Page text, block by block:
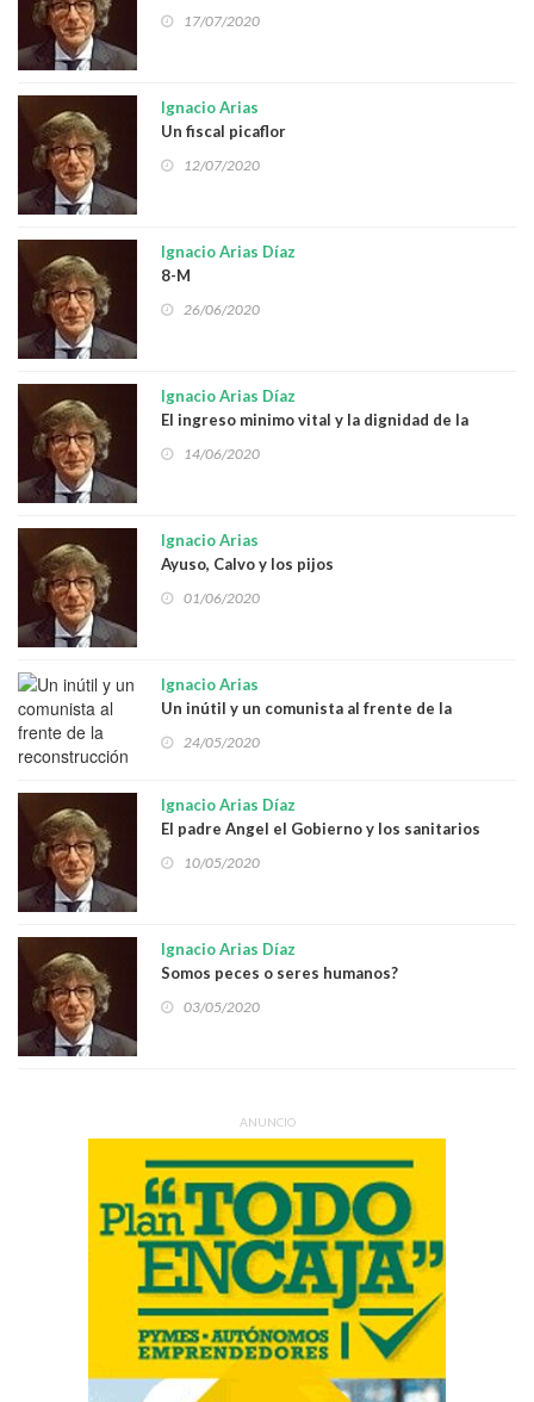
17/07/2020
Ignacio Arias
Un fiscal picaflor
12/07/2020
Ignacio Arias Díaz
8-M
26/06/2020
Ignacio Arias Díaz
El ingreso minimo vital y la dignidad de la
persona
14/06/2020
Ignacio Arias
Ayuso, Calvo y los pijos
01/06/2020
Ignacio Arias
Un inútil y un comunista al frente de la
reconstrucción
24/05/2020
Ignacio Arias Díaz
El padre Angel el Gobierno y los sanitarios
10/05/2020
Ignacio Arias Díaz
Somos peces o seres humanos?
03/05/2020
ANUNCIO